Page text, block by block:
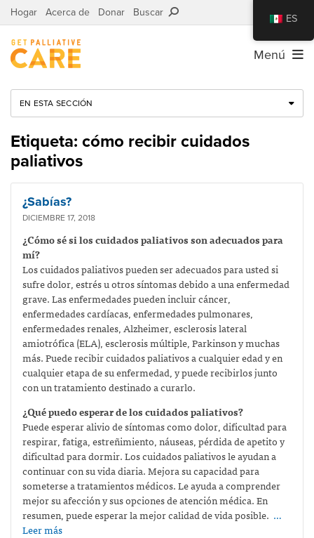
Hogar Acerca de Donar Buscar
Menú
EN ESTA SECCIÓN
Etiqueta: cómo recibir cuidados
paliativos
¿Sabías?
DICIEMBRE 17, 2018
¿Cómo sé si los cuidados paliativos son adecuados para
mí?
Los cuidados paliativos pueden ser adecuados para usted si
sufre dolor, estrés u otros síntomas debido a una enfermedad
grave. Las enfermedades pueden incluir cáncer,
enfermedades cardíacas, enfermedades pulmonares,
enfermedades renales, Alzheimer, esclerosis lateral
amiotrófica (ELA), esclerosis múltiple, Parkinson y muchas
más. Puede recibir cuidados paliativos a cualquier edad y en
cualquier etapa de su enfermedad, y puede recibirlos junto
con un tratamiento destinado a curarlo.
¿Qué puedo esperar de los cuidados paliativos?
Puede esperar alivio de síntomas como dolor, dificultad para
respirar, fatiga, estreñimiento, náuseas, pérdida de apetito y
dificultad para dormir. Los cuidados paliativos le ayudan a
continuar con su vida diaria. Mejora su capacidad para
someterse a tratamientos médicos. Le ayuda a comprender
mejor su afección y sus opciones de atención médica. En
resumen, puede esperar la mejor calidad de vida posible. …
Leer más
ES